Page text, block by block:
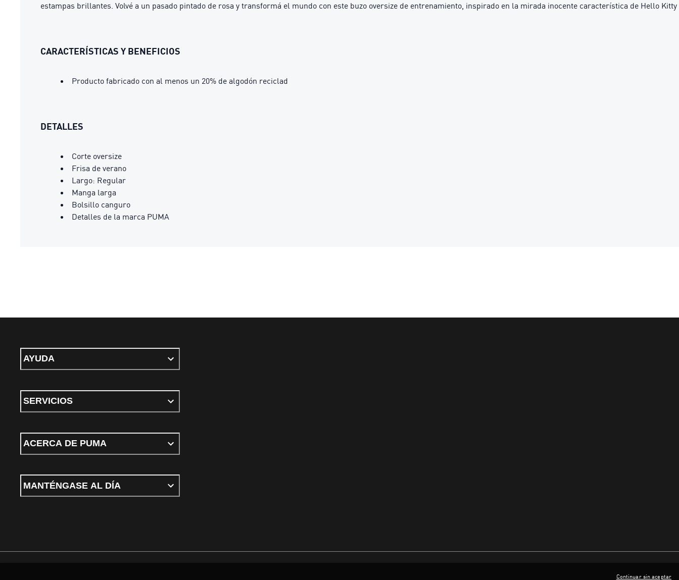
estampas brillantes. Volvé a un pasado pintado de rosa y transformá el mundo con este buzo oversize de entrenamiento, inspirado en la mirada inocente característica de Hello Kitty
CARACTERÍSTICAS Y BENEFICIOS
Producto fabricado con al menos un 20% de algodón reciclad
DETALLES
Corte oversize
Frisa de verano
Largo: Regular
Manga larga
Bolsillo canguro
Detalles de la marca PUMA
AYUDA
SERVICIOS
ACERCA DE PUMA
MANTÉNGASE AL DÍA
Continuar sin aceptar